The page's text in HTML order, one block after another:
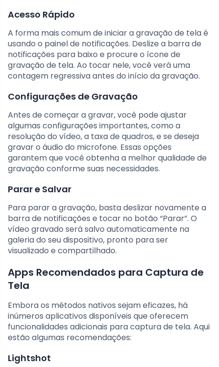
Acesso Rápido
A forma mais comum de iniciar a gravação de tela é
usando o painel de notificações. Deslize a barra de
notificações para baixo e procure o ícone de
gravação de tela. Ao tocar nele, você verá uma
contagem regressiva antes do início da gravação.
Configurações de Gravação
Antes de começar a gravar, você pode ajustar
algumas configurações importantes, como a
resolução do vídeo, a taxa de quadros, e se deseja
gravar o áudio do microfone. Essas opções
garantem que você obtenha a melhor qualidade de
gravação conforme suas necessidades.
Parar e Salvar
Para parar a gravação, basta deslizar novamente a
barra de notificações e tocar no botão “Parar”. O
vídeo gravado será salvo automaticamente na
galeria do seu dispositivo, pronto para ser
visualizado e compartilhado.
Apps Recomendados para Captura de
Tela
Embora os métodos nativos sejam eficazes, há
inúmeros aplicativos disponíveis que oferecem
funcionalidades adicionais para captura de tela. Aqui
estão algumas recomendações:
Lightshot